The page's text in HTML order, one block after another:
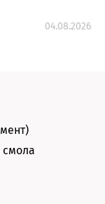
04.08.2026